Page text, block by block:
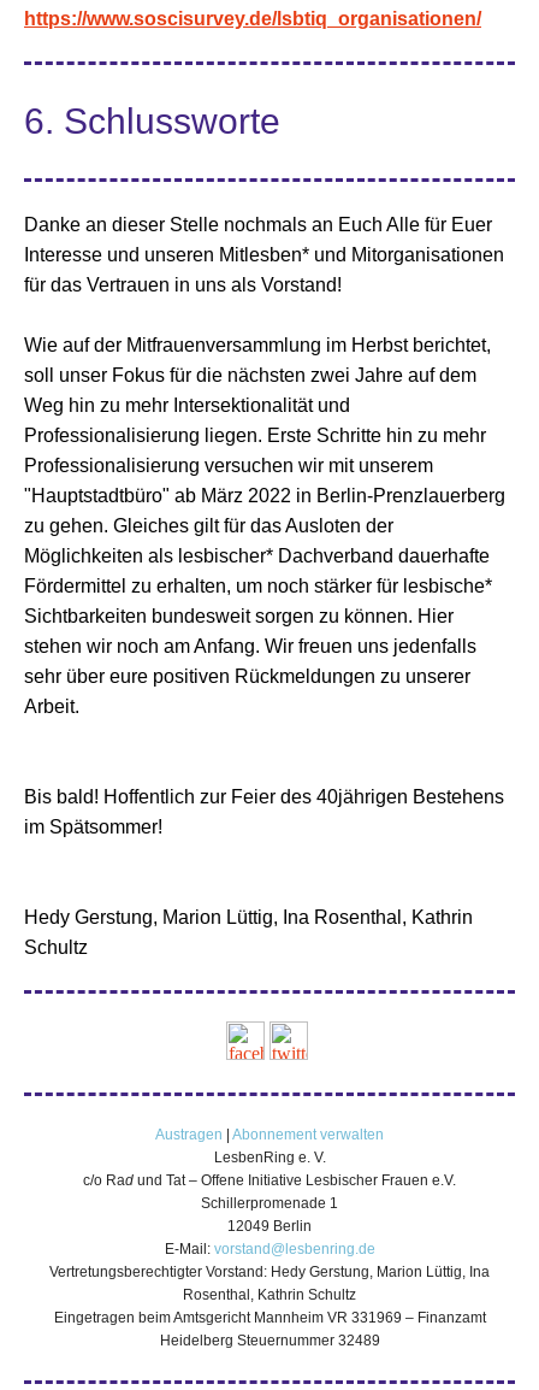
https://www.soscisurvey.de/lsbtiq_organisationen/
6. Schlussworte
Danke an dieser Stelle nochmals an Euch Alle für Euer
Interesse und unseren Mitlesben* und Mitorganisationen
für das Vertrauen in uns als Vorstand!
Wie auf der Mitfrauenversammlung im Herbst berichtet,
soll unser Fokus für die nächsten zwei Jahre auf dem
Weg hin zu mehr Intersektionalität und
Professionalisierung liegen. Erste Schritte hin zu mehr
Professionalisierung versuchen wir mit unserem
"Hauptstadtbüro" ab März 2022 in Berlin-Prenzlauerberg
zu gehen. Gleiches gilt für das Ausloten der
Möglichkeiten als lesbischer* Dachverband dauerhafte
Fördermittel zu erhalten, um noch stärker für lesbische*
Sichtbarkeiten bundesweit sorgen zu können. Hier
stehen wir noch am Anfang. Wir freuen uns jedenfalls
sehr über eure positiven Rückmeldungen zu unserer
Arbeit.
Bis bald! Hoffentlich zur Feier des 40jährigen Bestehens
im Spätsommer!
Hedy Gerstung, Marion Lüttig, Ina Rosenthal, Kathrin
Schultz
Austragen
Abonnement verwalten
LesbenRing e. V.
c/o Rad und Tat – Offene Initiative Lesbischer Frauen e.V.
Schillerpromenade 1
12049 Berlin
E-Mail: vorstand@lesbenring.de
Vertretungsberechtigter Vorstand: Hedy Gerstung, Marion Lüttig, Ina
Rosenthal, Kathrin Schultz
Eingetragen beim Amtsgericht Mannheim VR 331969 – Finanzamt
Heidelberg Steuernummer 32489